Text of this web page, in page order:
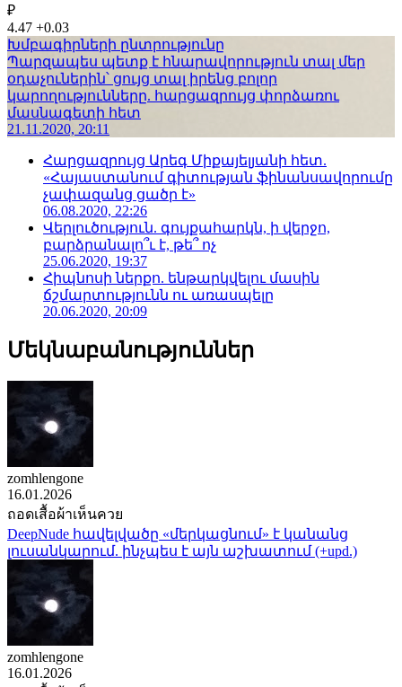
₽
4.47 +0.03
Խմբագիրների ընտրությունը
Պարզապես պետք է հնարավորություն տալ մեր
օդաչուներին՝ ցույց տալ իրենց բոլոր
կարողությունները. հարցազրույց փորձառու
մասնագետի հետ
21.11.2020, 20:11
Հարցազրույց Արեգ Միքայելյանի հետ.
«Հայաստանում գիտության ֆինանսավորումը
չափազանց ցածր է»
06.08.2020, 22:26
Վերլուծություն. գույքահարկն, ի վերջո,
բարձրանալո՞ւ է, թե՞ ոչ
25.06.2020, 19:37
Հիպնոսի ներքո. ենթարկվելու մասին
ճշմարտությունն ու առասպելը
20.06.2020, 20:09
Մեկնաբանություններ
zomhlengone
16.01.2026
ถอดเสื้อผ้าเห็นควย
DeepNude հավելվածը «մերկացնում» է կանանց
լուսանկարում. ինչպես է այն աշխատում (+upd.)
zomhlengone
16.01.2026